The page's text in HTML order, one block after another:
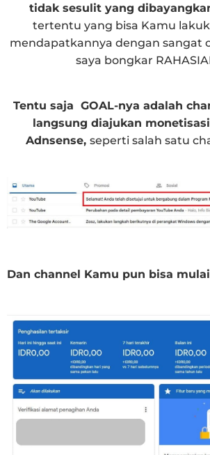
tidak sesulit yang
tertentu yang bisa Kamu
mendapatkannya dengan sangat
saya bongkar
Tentu saja GOAL-nya adalah
langsung diajukan
Adnsense, seperti salah satu
Dan channel Kamu pun bisa